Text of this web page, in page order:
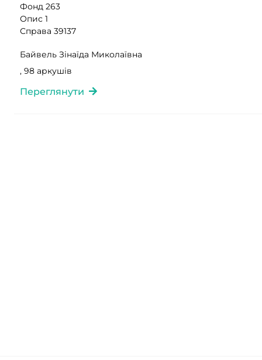
Фонд 263
Опис 1
Справа 39137
Байвель Зінаїда Миколаївна
, 98 аркушів
Переглянути